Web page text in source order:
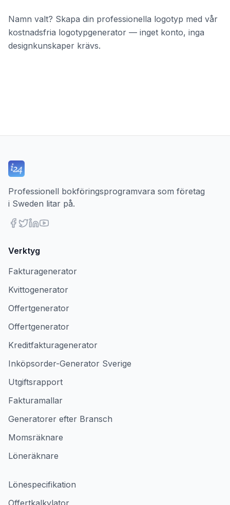
Namn valt? Skapa din professionella logotyp med vår
kostnadsfria logotypgenerator — inget konto, inga
designkunskaper krävs.
Professionell bokföringsprogramvara som företag
i Sweden litar på.
Verktyg
Fakturagenerator
Kvittogenerator
Offertgenerator
Offertgenerator
Kreditfakturagenerator
Inköpsorder-Generator Sverige
Utgiftsrapport
Fakturamallar
Generatorer efter Bransch
Momsräknare
Löneräknare
Lönespecifikation
Offertkalkylator